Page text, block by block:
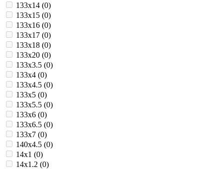
133х14 (0)
133х15 (0)
133х16 (0)
133х17 (0)
133х18 (0)
133х20 (0)
133х3.5 (0)
133х4 (0)
133х4.5 (0)
133х5 (0)
133х5.5 (0)
133х6 (0)
133х6.5 (0)
133х7 (0)
140х4.5 (0)
14х1 (0)
14х1.2 (0)